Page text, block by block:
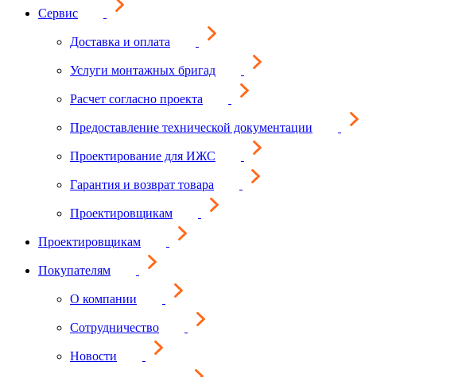
Сервис
Доставка и оплата
Услуги монтажных бригад
Расчет согласно проекта
Предоставление технической документации
Проектирование для ИЖС
Гарантия и возврат товара
Проектировщикам
Проектировщикам
Покупателям
О компании
Сотрудничество
Новости